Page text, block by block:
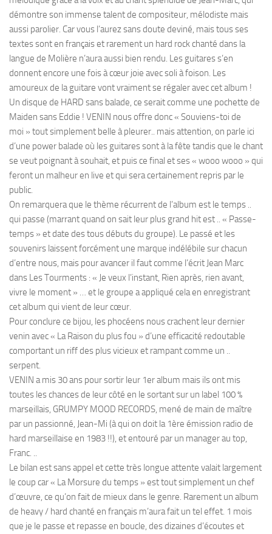
démontre son immense talent de compositeur, mélodiste mais
aussi parolier. Car vous l’aurez sans doute deviné, mais tous ses
textes sont en français et rarement un hard rock chanté dans la
langue de Molière n’aura aussi bien rendu. Les guitares s’en
donnent encore une fois à cœur joie avec soli à foison. Les
amoureux de la guitare vont vraiment se régaler avec cet album !
Un disque de HARD sans balade, ce serait comme une pochette de
Maiden sans Eddie ! VENIN nous offre donc « Souviens-toi de
moi » tout simplement belle à pleurer.. mais attention, on parle ici
d’une power balade où les guitares sont à la fête tandis que le chant
se veut poignant à souhait, et puis ce final et ses « wooo wooo » qui
feront un malheur en live et qui sera certainement repris par le
public.
On remarquera que le thème récurrent de l’album est le temps ..
qui passe (marrant quand on sait leur plus grand hit est .. « Passe-
temps » et date des tous débuts du groupe). Le passé et les
souvenirs laissent forcément une marque indélébile sur chacun
d’entre nous, mais pour avancer il faut comme l’écrit Jean Marc
dans Les Tourments : « Je veux l’instant, Rien après, rien avant,
vivre le moment » … et le groupe a appliqué cela en enregistrant
cet album qui vient de leur cœur.
Pour conclure ce bijou, les phocéens nous crachent leur dernier
venin avec « La Raison du plus fou » d’une efficacité redoutable
comportant un riff des plus vicieux et rampant comme un ..
serpent.
VENIN a mis 30 ans pour sortir leur 1er album mais ils ont mis
toutes les chances de leur côté en le sortant sur un label 100 %
marseillais, GRUMPY MOOD RECORDS, mené de main de maître
par un passionné, Jean-Mi (à qui on doit la 1ère émission radio de
hard marseillaise en 1983 !!), et entouré par un manager au top,
Franc. ..
Le bilan est sans appel et cette très longue attente valait largement
le coup car « La Morsure du temps » est tout simplement un chef
d’œuvre, ce qu’on fait de mieux dans le genre. Rarement un album
de heavy / hard chanté en français m’aura fait un tel effet. 1 mois
que je le passe et repasse en boucle, des dizaines d’écoutes et